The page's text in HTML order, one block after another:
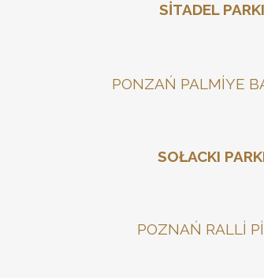
SİTADEL PARKI
PONZAŃ PALMİYE
SOŁACKI
POZNAŃ RALLİ